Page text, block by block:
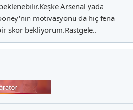
Arsenal yada
motivasyonu da hiç fena
skor bekliyorum.Rastgele..